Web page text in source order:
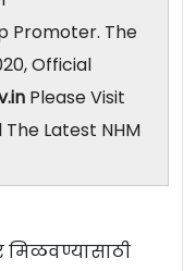
Promoter. The
Official
Please Visit
The Latest NHM
मिळवण्यासाठी